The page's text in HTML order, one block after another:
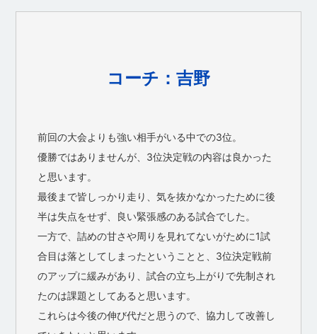
コーチ：吉野
前回の大会よりも強い相手がいる中での3位。
優勝ではありませんが、3位決定戦の内容は良かった
と思います。
最後まで皆しっかり走り、気を抜かなかったために後
半は失点をせず、良い緊張感のある試合でした。
一方で、詰めの甘さや周りを見れてないがために1試
合目は落としてしまったということと、3位決定戦前
のアップに緩みがあり、試合の立ち上がりで先制され
たのは課題としてあると思います。
これらは今後の伸び代だと思うので、協力して改善し